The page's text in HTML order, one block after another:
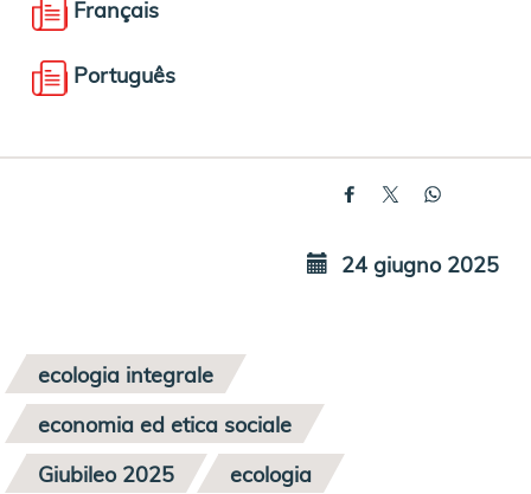
Français
Português
24 giugno 2025
ecologia integrale
economia ed etica sociale
Giubileo 2025
ecologia